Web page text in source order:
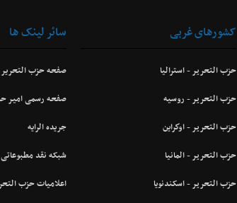
کشورهای غربی
حزب التحرير - استراليا
حزب التحرير - روسيه
حزب التحرير - اوكراین
حزب التحرير - المانيا
حزب التحرير - اسکندنویا
سائر لینک ها
صفحه حزب التحریر
صفحه رسمی امیر
جریده الرایه
شبکه نقد مطبوعاتی
اعلاميات حزب